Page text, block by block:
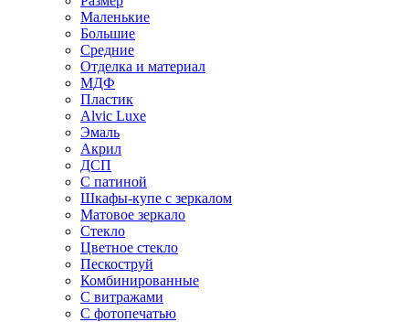
Маленькие
Большие
Средние
Отделка и материал
МДФ
Пластик
Alvic Luxe
Эмаль
Акрил
ДСП
С патиной
Шкафы-купе с зеркалом
Матовое зеркало
Стекло
Цветное стекло
Пескоструй
Комбинированные
С витражами
С фотопечатью